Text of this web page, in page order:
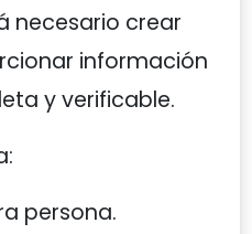
necesario crear
información
y verificable.
persona.